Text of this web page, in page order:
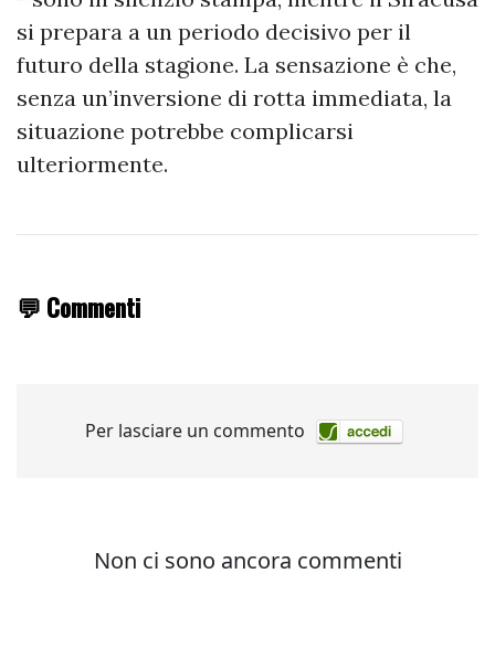
si prepara a un periodo decisivo per il
futuro della stagione. La sensazione è che,
senza un’inversione di rotta immediata, la
situazione potrebbe complicarsi
ulteriormente.
💬 Commenti